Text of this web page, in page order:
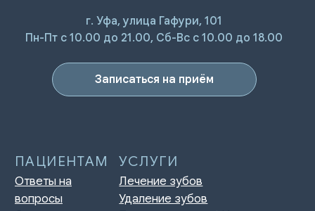
г. Уфа, улица Гафури, 101
Пн-Пт с 10.00 до 21.00, Сб-Вс с 10.00 до 18.00
Записаться на приём
Ответы на
Специалисты
УСЛУГИ
Лечение зубов
Брекеты | Элайнеры
Профессиональная гигиена
Статьи
Контакты
Политика конфиденциальности
Согласие на обработку
Нормативно-правовые акты